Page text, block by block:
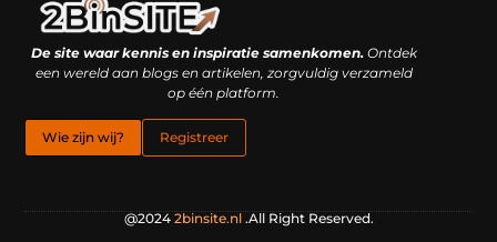
De site waar kennis en inspiratie samenkomen.Ontdek
een wereld aan blogs en artikelen, zorgvuldig verzameld
op één platform.
Wie zijn wij? Registreer
@2024 2binsite.nl.All Right Reserved.